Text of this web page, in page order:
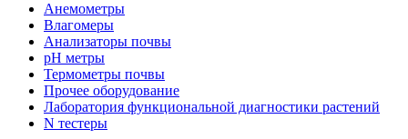
Анемометры
Влагомеры
Анализаторы почвы
pH метры
Термометры почвы
Прочее оборудование
Лаборатория функциональной диагностики растений
N тестеры